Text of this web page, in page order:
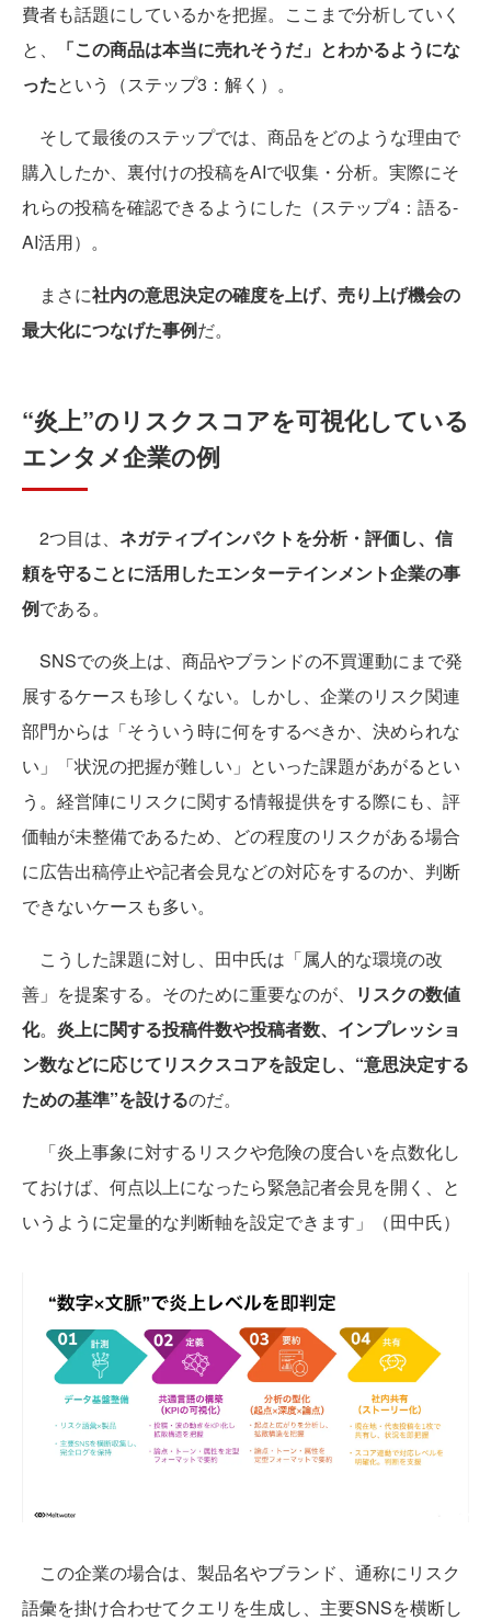
費者も話題にしているかを把握。ここまで分析していく
と、
「この商品は本当に売れそうだ」とわかるようにな
ったという（ステップ3：解く）。
そして最後のステップでは、商品をどのような理由で
購入したか、裏付けの投稿をAIで収集・分析。実際にそ
れらの投稿を確認できるようにした（ステップ4：語る-
AI活用）。
まさに社内の意思決定の確度を上げ、売り上げ機会の
最大化につなげた事例だ。
“炎上”のリスクスコアを可視化している
エンタメ企業の例
2つ目は、 ネガティブインパクトを分析・評価し、信
頼を守ることに活用したエンターテインメント企業の事
例である。
SNSでの炎上は、商品やブランドの不買運動にまで発
展するケースも珍しくない。しかし、企業のリスク関連
部門からは「そういう時に何をするべきか、決められな
い」「状況の把握が難しい」といった課題があがるとい
う。経営陣にリスクに関する情報提供をする際にも、評
価軸が未整備であるため、どの程度のリスクがある場合
に広告出稿停止や記者会見などの対応をするのか、判断
できないケースも多い。
こうした課題に対し、田中氏は「属人的な環境の改
善」を提案する。そのために重要なのが、
リスクの数値
化。 炎上に関する投稿件数や投稿者数、インプレッショ
ン数などに応じてリスクスコアを設定し、“意思決定する
ための基準”を設けるのだ。
「炎上事象に対するリスクや危険の度合いを点数化し
ておけば、何点以上になったら緊急記者会見を開く、と
いうように定量的な判断軸を設定できます」（田中氏）
この企業の場合は、製品名やブランド、通称にリスク
語彙を掛け合わせてクエリを生成し、主要SNSを横断し